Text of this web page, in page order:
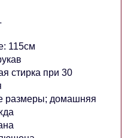
115см
стирка при 30
размеры; домашняя